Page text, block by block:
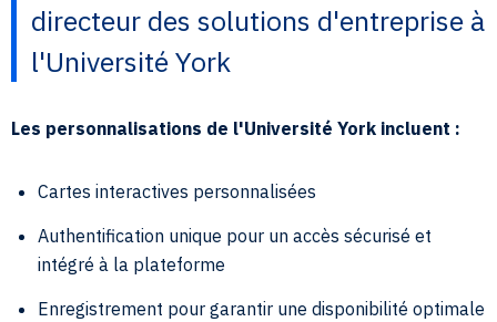
directeur des solutions d'entreprise à
l'Université York
Les personnalisations de l'Université York incluent :
Cartes interactives personnalisées
Authentification unique pour un accès sécurisé et
intégré à la plateforme
Enregistrement pour garantir une disponibilité optimale